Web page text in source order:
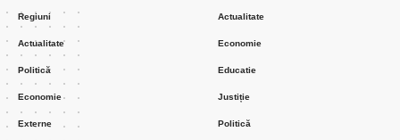
Regiuni
Actualitate
Politică
Economie
Externe
Actualitate
Economie
Educatie
Justiție
Politică